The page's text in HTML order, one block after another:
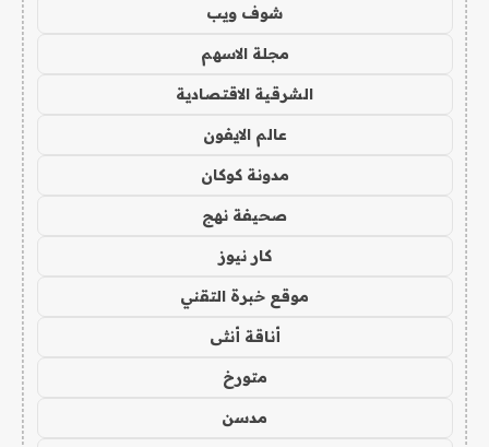
شوف ويب
مجلة الاسهم
الشرقية الاقتصادية
عالم الايفون
مدونة كوكان
صحيفة نهج
كار نيوز
موقع خبرة التقني
أناقة أنثى
متورخ
مدسن